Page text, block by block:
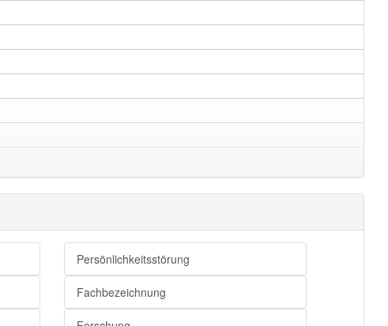
Persönlichkeitsstörung
Fachbezeichnung